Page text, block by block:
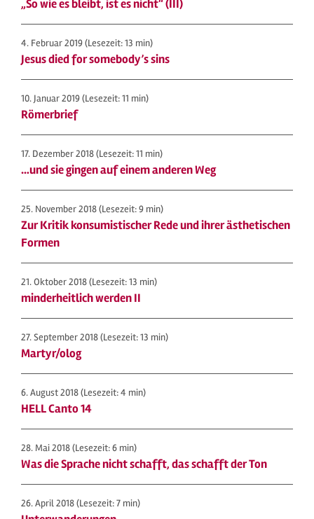
„So wie es bleibt, ist es nicht“ (III)
4. Februar 2019(Lesezeit: 13 min)
Jesus died for somebody’s sins
10. Januar 2019(Lesezeit: 11 min)
Römerbrief
17. Dezember 2018(Lesezeit: 11 min)
…und sie gingen auf einem anderen Weg
25. November 2018(Lesezeit: 9 min)
Zur Kritik konsumistischer Rede und ihrer ästhetischen
Formen
21. Oktober 2018(Lesezeit: 13 min)
minderheitlich werden II
27. September 2018(Lesezeit: 13 min)
Martyr/olog
6. August 2018(Lesezeit: 4 min)
HELL Canto 14
28. Mai 2018(Lesezeit: 6 min)
Was die Sprache nicht schafft, das schafft der Ton
26. April 2018(Lesezeit: 7 min)